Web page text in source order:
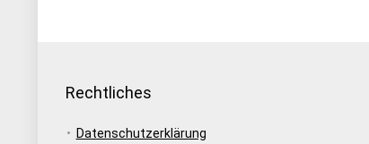
Rechtliches
Datenschutzerklärung